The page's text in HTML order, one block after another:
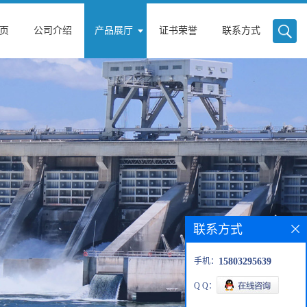
公司介绍 产品展厅 证书荣誉 联系方式
联系方式
手机： 15803295639
Q Q：